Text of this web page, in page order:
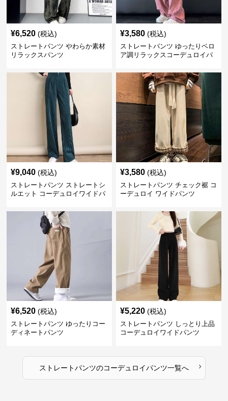
¥6,520 (税込)
ストレートパンツ やわらか素材
リラックスパンツ
¥3,580 (税込)
ストレートパンツ ゆったりベロ
ア調リラックスコーデュロイパ
¥9,040 (税込)
ストレートパンツ ストレートシ
ルエット コーデュロイワイドパ
¥3,580 (税込)
ストレートパンツ チェック裾 コ
ーデュロイ ワイドパンツ
¥6,520 (税込)
ストレートパンツ ゆったりコー
ディネートパンツ
¥5,220 (税込)
ストレートパンツ しっとり上品
コーデュロイワイドパンツ
ストレートパンツのコーデュロイパンツ一覧へ ›